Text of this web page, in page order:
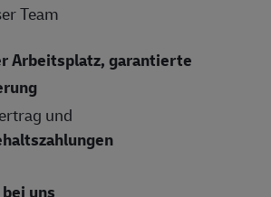
Team
Arbeitsplatz, garantierte
und
uns